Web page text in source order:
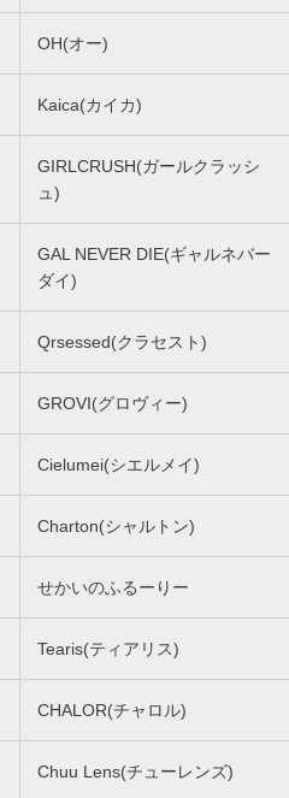
OH(オー)
Kaica(カイカ)
GIRLCRUSH(ガールクラッシ
ュ)
GAL NEVER DIE(ギャルネバー
ダイ)
Qrsessed(クラセスト)
GROVI(グロヴィー)
Cielumei(シエルメイ)
Charton(シャルトン)
せかいのふるーりー
Tearis(ティアリス)
CHALOR(チャロル)
Chuu Lens(チューレンズ)